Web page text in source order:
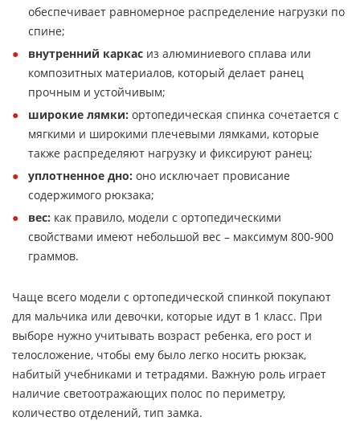
обеспечивает равномерное распределение нагрузки по
спине;
внутренний каркас из алюминиевого сплава или
композитных материалов, который делает ранец
прочным и устойчивым;
широкие лямки: ортопедическая спинка сочетается с
мягкими и широкими плечевыми лямками, которые
также распределяют нагрузку и фиксируют ранец;
уплотненное дно: оно исключает провисание
содержимого рюкзака;
вес: как правило, модели с ортопедическими
свойствами имеют небольшой вес – максимум 800-900
граммов.
Чаще всего модели с ортопедической спинкой покупают
для мальчика или девочки, которые идут в 1 класс. При
выборе нужно учитывать возраст ребенка, его рост и
телосложение, чтобы ему было легко носить рюкзак,
набитый учебниками и тетрадями. Важную роль играет
наличие светоотражающих полос по периметру,
количество отделений, тип замка.